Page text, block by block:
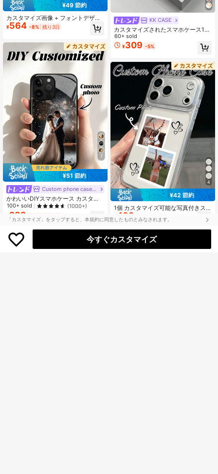
¥49 節約
カスタマイズ画像 + フォントデザイ
ン、名前をパーソナライズ。カスタ
マイズマットブラックウェディング
5、16 Pro Max対応。鮮やか、かわ
いい、ミニマリスト。友人、彼女、
母へのパーソナライズギフト、母の
¥564 -8% 残り3日
7
¥51 節約
Custom phone case shop
かわいいDIYスマホケース カスタマ
イズスマホケース パーソナライズカ
スタム写真ステッカー カップル ウェ
ディングポートレート かわいいギフ
品 ウェディングアニバーサリー 誕生
日デコレーション 美しいアクセサリ
ー 思いやりギフト
100+ sold (1000+)
289 -15% 残り3日
KK CASE
カスタマイズされたスマホケース1
個、DIYペットの写真3枚、パーソナ
ライズされた文字1つ、犬/猫の足跡
パターン、iPhone 17 Pro Max/16 Pr
XS MAXおよびS25 Ultra/S24 Ultra/
S23 Ultra/S22 Ultra/S21 Ultra/S21 P
lus/S21 FE/S20 FEに対応、ファッシ
ョナブルでカラフル、かわいい、楽
しい、ミニマリスト、マッチングス
マホケース、かわいいカスタマイ
ズ、パーソナライズ、ユニーク、ボ
ーイフレンド/ガールフレンドへの理
想的なギフト、2025phonecase
60+ sold
¥309 -5%
4
¥42 節約
1個 カスタマイズ可能な写真付きス
マホケース 透明カバー マット質感 1
7/17 Pro/17 Pro Max/17 Air、16-1
1、S20-S26シリーズ対応、カスタ
マイズギフト、親友へのギフト、バ
レンタインデーギフト、パーソナラ
イズギフト
¥ 489 -8% 残り3日
「カスタマイズ」をタップすると、本規約に同意したものとみなされます。
今すぐカスタマイズ